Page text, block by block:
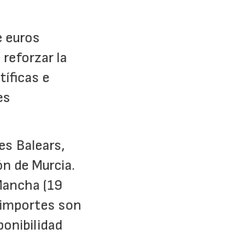
euros
reforzar la
e
Balears,
de Murcia.
(19
son